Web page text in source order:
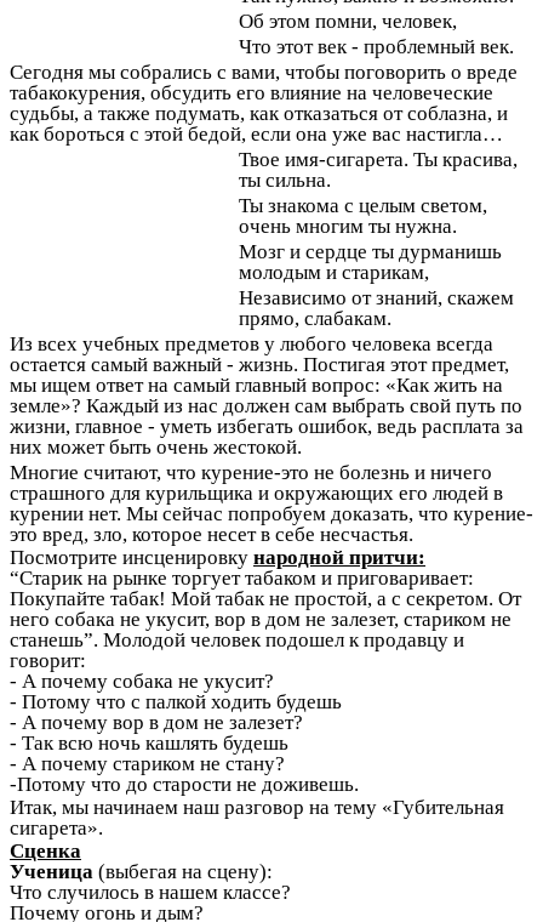
Об этом помни, человек,
Что этот век - проблемный век.
Сегодня мы собрались с вами, чтобы поговорить о вреде
табакокурения, обсудить его влияние на человеческие
судьбы, а также подумать, как отказаться от соблазна, и
как бороться с этой бедой, если она уже вас настигла…
Твое имя-сигарета. Ты красива,
ты сильна.
Ты знакома с целым светом,
очень многим ты нужна.
Мозг и сердце ты дурманишь
молодым и старикам,
Независимо от знаний, скажем
прямо, слабакам.
Из всех учебных предметов у любого человека всегда
остается самый важный - жизнь. Постигая этот предмет,
мы ищем ответ на самый главный вопрос: «Как жить на
земле»? Каждый из нас должен сам выбрать свой путь по
жизни, главное - уметь избегать ошибок, ведь расплата за
них может быть очень жестокой.
Многие считают, что курение-это не болезнь и ничего
страшного для курильщика и окружающих его людей в
курении нет. Мы сейчас попробуем доказать, что курение-
это вред, зло, которое несет в себе несчастья.
Посмотрите инсценировку народной притчи:
“Старик на рынке торгует табаком и приговаривает:
Покупайте табак! Мой табак не простой, а с секретом. От
него собака не укусит, вор в дом не залезет, стариком не
станешь”. Молодой человек подошел к продавцу и
говорит:
- А почему собака не укусит?
- Потому что с палкой ходить будешь
- А почему вор в дом не залезет?
- Так всю ночь кашлять будешь
- А почему стариком не стану?
-Потому что до старости не доживешь.
Итак, мы начинаем наш разговор на тему «Губительная
сигарета».
Сценка
Ученица (выбегая на сцену):
Что случилось в нашем классе?
Почему огонь и дым?